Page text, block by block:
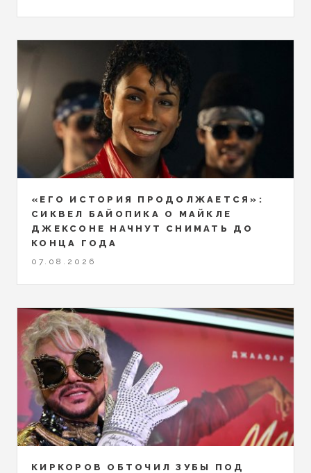
«ЕГО ИСТОРИЯ ПРОДОЛЖАЕТСЯ»:
СИКВЕЛ БАЙОПИКА О МАЙКЛЕ
ДЖЕКСОНЕ НАЧНУТ СНИМАТЬ ДО
КОНЦА ГОДА
07.08.2026
КИРКОРОВ ОБТОЧИЛ ЗУБЫ ПОД